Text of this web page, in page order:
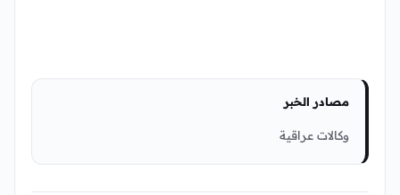
مصادر الخبر
وكالات عراقية